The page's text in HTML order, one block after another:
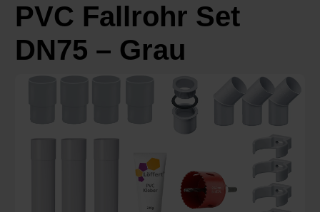
PVC Fallrohr Set
DN75 – Grau